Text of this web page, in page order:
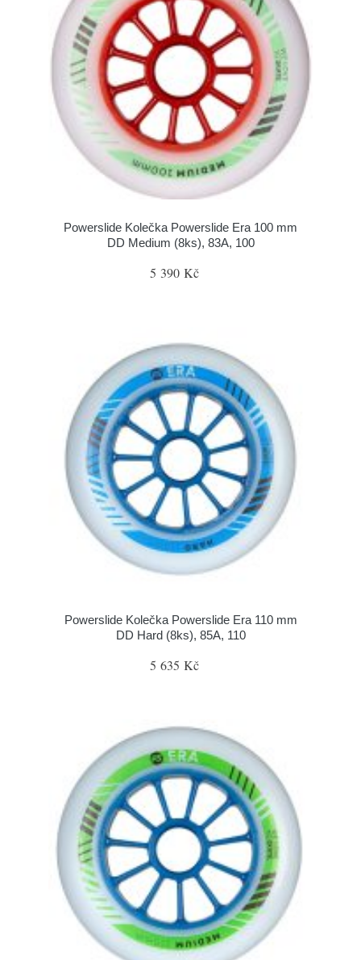
Powerslide Kolečka Powerslide Era 100 mm
DD Medium (8ks), 83A, 100
5 390 Kč
Powerslide Kolečka Powerslide Era 110 mm
DD Hard (8ks), 85A, 110
5 635 Kč